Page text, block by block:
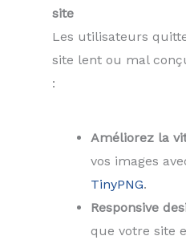
site
Les utilisateurs
site lent ou mal
:
Améliorez la
vos images
TinyPNG.
Responsive
que votre site